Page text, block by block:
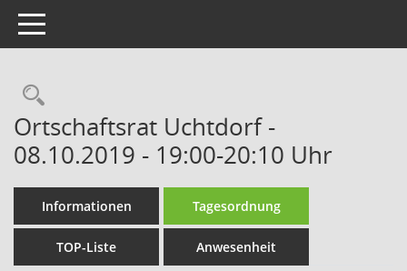
Toggle navigation
Rechercheauswahl
Ortschaftsrat Uchtdorf -
08.10.2019 - 19:00-20:10 Uhr
Informationen Tagesordnung
TOP-Liste Anwesenheit